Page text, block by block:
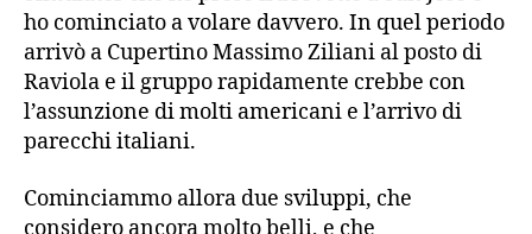
ho cominciato a volare davvero. In quel periodo
arrivò a Cupertino Massimo Ziliani al posto di
Raviola e il gruppo rapidamente crebbe con
l’assunzione di molti americani e l’arrivo di
parecchi italiani.
Cominciammo allora due sviluppi, che
considero ancora molto belli, e che